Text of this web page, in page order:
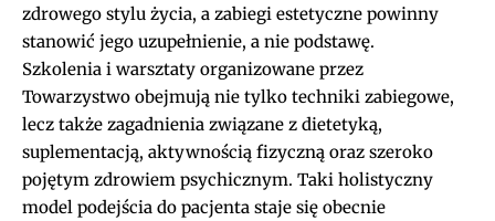
zdrowego stylu życia, a zabiegi estetyczne powinny
stanowić jego uzupełnienie, a nie podstawę.
Szkolenia i warsztaty organizowane przez
Towarzystwo obejmują nie tylko techniki zabiegowe,
lecz także zagadnienia związane z dietetyką,
suplementacją, aktywnością fizyczną oraz szeroko
pojętym zdrowiem psychicznym. Taki holistyczny
model podejścia do pacjenta staje się obecnie